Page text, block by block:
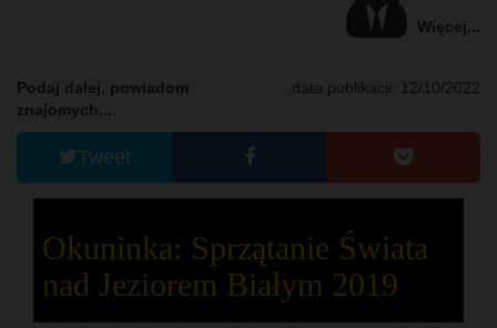
Więcej...
data publikacji: 12/10/2022
Podaj dalej, powiadom
znajomych....
Tweet
Okuninka: Sprzątanie Świata
nad Jeziorem Białym 2019